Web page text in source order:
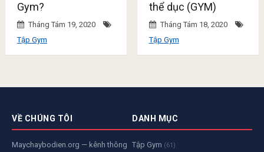
Gym?
Tháng Tám 19, 2020
Tập Gym
thể dục (GYM)
Tháng Tám 18, 2020
Tập Gym
VỀ CHÚNG TÔI
Maychaybodien.org — kênh thông
DANH MỤC
Tập Gym (61)